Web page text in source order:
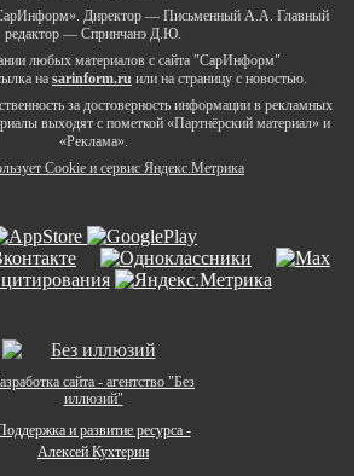
Директор — Письменный А.А. Главный
редактор — Спринчанэ Д.Ю.
любых материалов с сайта "СарИнформ"
на sarinform.ru или на страницу с новостью.
за достоверность информации в рекламных
выходят с пометкой «Партнёрский материал» и
«Реклама».
Cookie и сервиc Яндекс.Метрика
сайта - агентство "Без
иллюзий"
и развитие ресурса -
Алексей Кухтерин